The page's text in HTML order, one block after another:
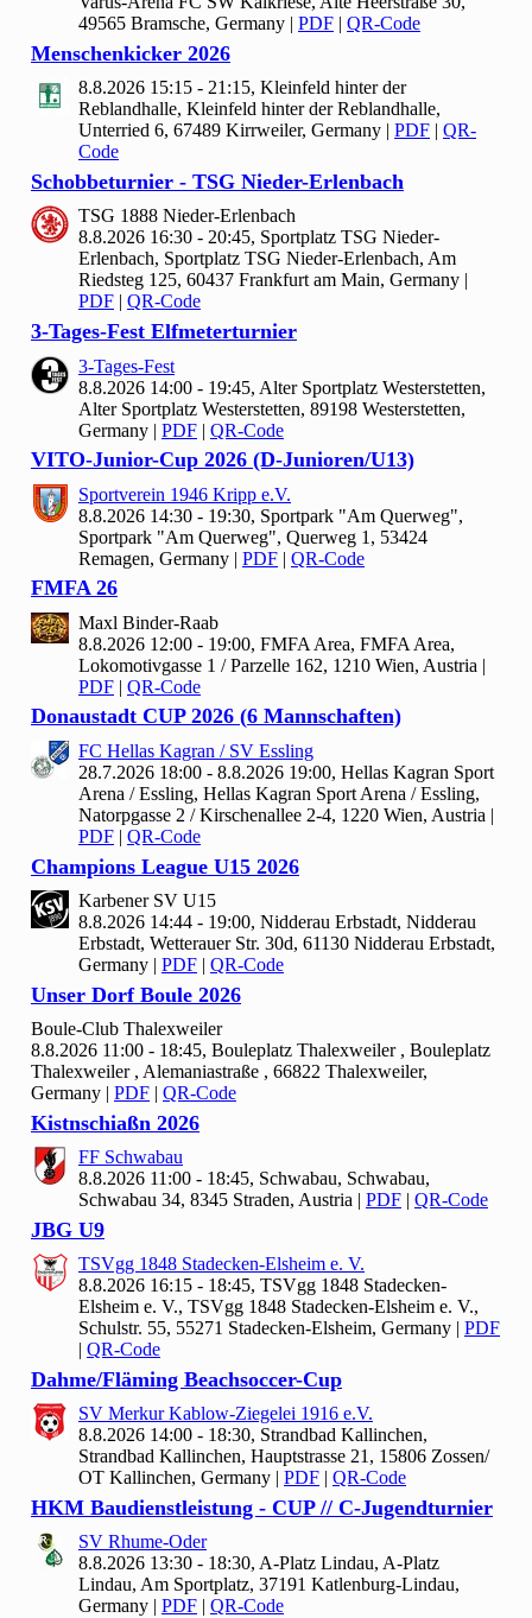
49565 Bramsche, Germany | PDF | QR-Code
Menschenkicker 2026
8.8.2026 15:15 - 21:15, Kleinfeld hinter der
Reblandhalle, Kleinfeld hinter der Reblandhalle,
Unterried 6, 67489 Kirrweiler, Germany | PDF | QR-
Code
Schobbeturnier - TSG Nieder-Erlenbach
TSG 1888 Nieder-Erlenbach
8.8.2026 16:30 - 20:45, Sportplatz TSG Nieder-
Erlenbach, Sportplatz TSG Nieder-Erlenbach, Am
Riedsteg 125, 60437 Frankfurt am Main, Germany
PDF
QR-Code
3-Tages-Fest Elfmeterturnier
3-Tages-Fest
8.8.2026 14:00 - 19:45, Alter Sportplatz Westerstetten,
Alter Sportplatz Westerstetten, 89198 Westerstetten,
Germany | PDF | QR-Code
VITO-Junior-Cup 2026 (D-Junioren/U13)
Sportverein 1946 Kripp e.V.
8.8.2026 14:30 - 19:30, Sportpark "Am Querweg",
Sportpark "Am Querweg", Querweg 1, 53424
Remagen, Germany | PDF | QR-Code
FMFA 26
Maxl Binder-Raab
8.8.2026 12:00 - 19:00, FMFA Area, FMFA Area,
Lokomotivgasse 1 / Parzelle 162, 1210 Wien, Austria |
PDF | QR-Code
Donaustadt CUP 2026 (6 Mannschaften)
FC Hellas Kagran / SV Essling
28.7.2026 18:00 - 8.8.2026 19:00, Hellas Kagran Sport
Arena / Essling, Hellas Kagran Sport Arena / Essling,
Natorpgasse 2 / Kirschenallee 2-4, 1220 Wien, Austria |
PDF | QR-Code
Champions League U15 2026
Karbener SV U15
8.8.2026 14:44 - 19:00, Nidderau Erbstadt, Nidderau
Erbstadt, Wetterauer Str. 30d, 61130 Nidderau Erbstadt,
Germany | PDF | QR-Code
Unser Dorf Boule 2026
Boule-Club Thalexweiler
8.8.2026 11:00 - 18:45, Bouleplatz Thalexweiler , Bouleplatz
Thalexweiler , Alemaniastraße , 66822 Thalexweiler,
Germany | PDF | QR-Code
Kistnschiaßn 2026
FF Schwabau
8.8.2026 11:00 - 18:45, Schwabau, Schwabau,
Schwabau 34, 8345 Straden, Austria | PDF | QR-Code
JBG U9
TSVgg 1848 Stadecken-Elsheim e. V.
8.8.2026 16:15 - 18:45, TSVgg 1848 Stadecken-
Elsheim e. V., TSVgg 1848 Stadecken-Elsheim e. V.,
Schulstr. 55, 55271 Stadecken-Elsheim, Germany | PDF
| QR-Code
Dahme/Fläming Beachsoccer-Cup
SV Merkur Kablow-Ziegelei 1916 e.V.
8.8.2026 14:00 - 18:30, Strandbad Kallinchen,
Strandbad Kallinchen, Hauptstrasse 21, 15806 Zossen/
OT Kallinchen, Germany | PDF | QR-Code
HKM Baudienstleistung - CUP // C-Jugendturnier
SV Rhume-Oder
8.8.2026 13:30 - 18:30, A-Platz Lindau, A-Platz
Lindau, Am Sportplatz, 37191 Katlenburg-Lindau,
Germany | PDF | QR-Code